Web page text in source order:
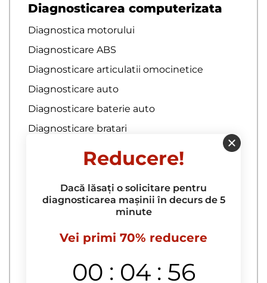
Diagnosticarea computerizata
Diagnostica motorului
Diagnosticare ABS
Diagnosticare articulatii omocinetice
Diagnosticare auto
Diagnosticare baterie auto
Diagnosticare bratari
Diagnosticare complexa
Diagnosticare computerizata a
autoturismului la domiciliu
Diagnosticare computerizata a
Diagnosticare computerizata a sistemelor
de franare
Reducere!
Dacă lăsați o solicitare pentru
diagnosticarea mașinii în decurs de 5
minute
Vei primi 70% reducere
00 : 04 : 55